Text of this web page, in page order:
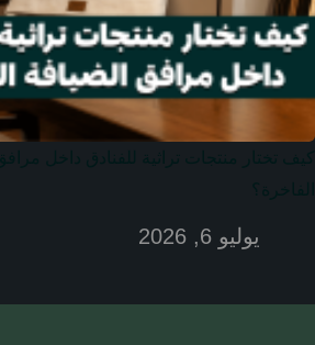
يوليو 6, 2026